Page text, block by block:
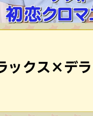
ックス×デラ